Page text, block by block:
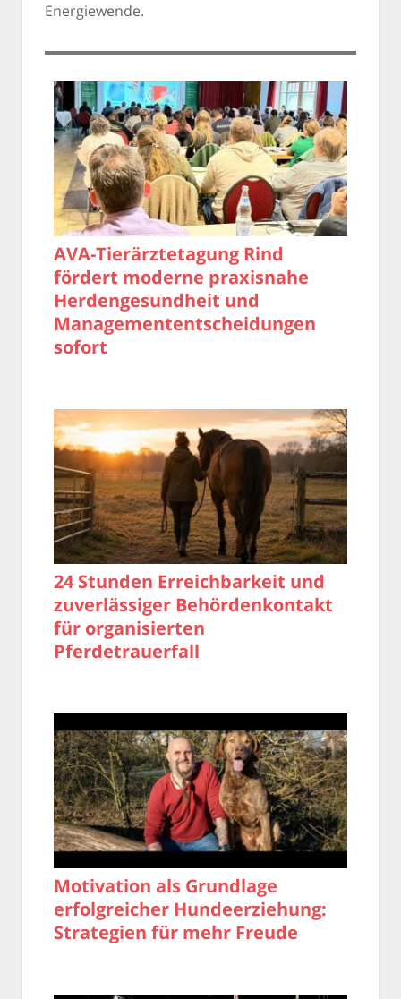
Energiewende.
AVA-Tierärztetagung Rind
fördert moderne praxisnahe
Herdengesundheit und
Managemententscheidungen
sofort
24 Stunden Erreichbarkeit und
zuverlässiger Behördenkontakt
für organisierten
Pferdetrauerfall
Motivation als Grundlage
erfolgreicher Hundeerziehung:
Strategien für mehr Freude